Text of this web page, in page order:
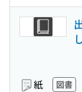
紙 図書